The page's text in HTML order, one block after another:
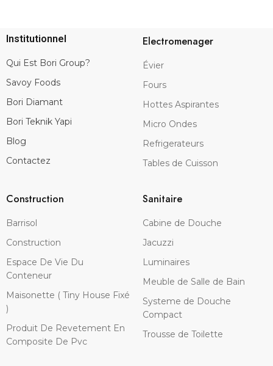
Institutionnel
Qui Est Bori Group?
Savoy Foods
Bori Diamant
Bori Teknik Yapi
Blog
Contactez
Electromenager
Évier
Fours
Hottes Aspirantes
Micro Ondes
Refrigerateurs
Tables de Cuisson
Construction
Barrisol
Construction
Espace De Vie Du
Conteneur
Maisonette ( Tiny House Fixé
)
Produit De Revetement En
Composite De Pvc
Sanitaire
Cabine de Douche
Jacuzzi
Luminaires
Meuble de Salle de Bain
Systeme de Douche
Compact
Trousse de Toilette